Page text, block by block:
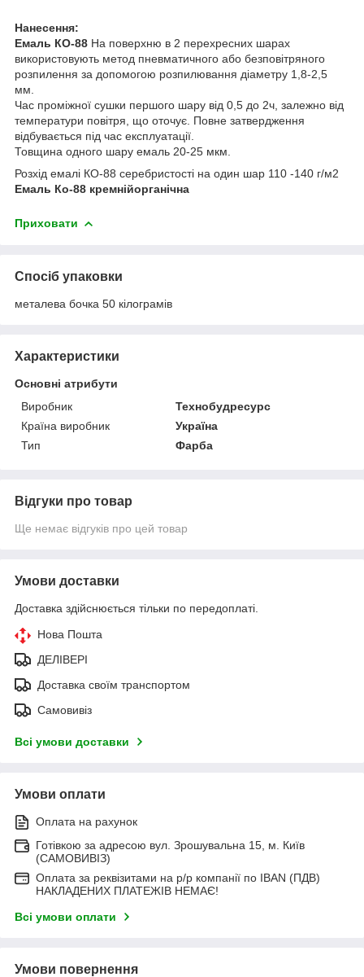
Нанесення:
Емаль КО-88 На поверхню в 2 перехресних шарах
використовують метод пневматичного або безповітряного
розпилення за допомогою розпилювання діаметру 1,8-2,5
мм.
Час проміжної сушки першого шару від 0,5 до 2ч, залежно від
температури повітря, що оточує. Повне затвердження
відбувається під час експлуатації.
Товщина одного шару емаль 20-25 мкм.
Розхід емалі КО-88 серебристості на один шар 110 -140 г/м2
Емаль Ко-88 кремнійорганічна
Приховати
Спосіб упаковки
металева бочка 50 кілограмів
Характеристики
Основні атрибути
Виробник
Технобудресурс
Країна виробник
Україна
Тип
Фарба
Відгуки про товар
Ще немає відгуків про цей товар
Умови доставки
Доставка здійснюється тільки по передоплаті.
Нова Пошта
ДЕЛІВЕРІ
Доставка своїм транспортом
Самовивіз
Всі умови доставки
Умови оплати
Оплата на рахунок
Готівкою за адресою вул. Зрошувальна 15, м. Київ
(САМОВИВІЗ)
Оплата за реквізитами на р/р компанії по IBAN (ПДВ)
НАКЛАДЕНИХ ПЛАТЕЖІВ НЕМАЄ!
Всі умови оплати
Умови повернення